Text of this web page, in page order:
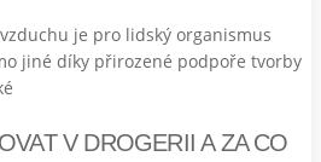
je pro lidský organismus
jiné díky přirozené podpoře tvorby
V DROGERII A ZA CO